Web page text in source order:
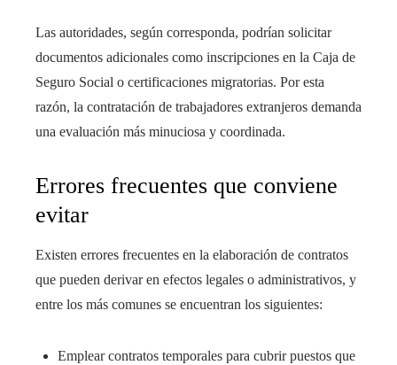
Las autoridades, según corresponda, podrían solicitar
documentos adicionales como inscripciones en la Caja de
Seguro Social o certificaciones migratorias. Por esta
razón, la contratación de trabajadores extranjeros demanda
una evaluación más minuciosa y coordinada.
Errores frecuentes que conviene
evitar
Existen errores frecuentes en la elaboración de contratos
que pueden derivar en efectos legales o administrativos, y
entre los más comunes se encuentran los siguientes:
Emplear contratos temporales para cubrir puestos que